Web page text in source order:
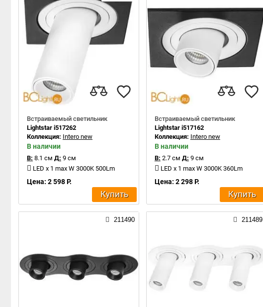
Встраиваемый светильник
Lightstar i517262
Коллекция: Intero new
В наличии
В: 8.1 см Д: 9 см
LED x 1 max W 3000K 500Lm
Цена: 2 598 Р.
Купить
Встраиваемый светильник
Lightstar i517162
Коллекция: Intero new
В наличии
В: 2.7 см Д: 9 см
LED x 1 max W 3000K 360Lm
Цена: 2 298 Р.
Купить
211490 211489